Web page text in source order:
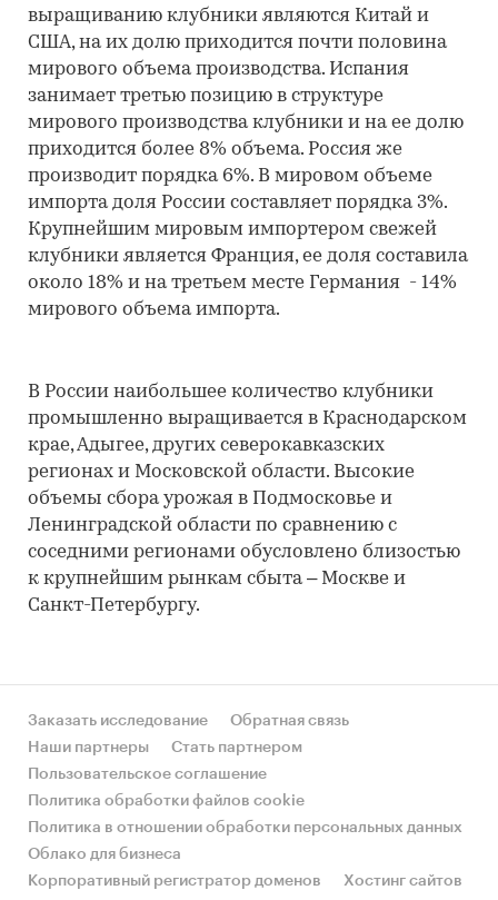
выращиванию клубники являются Китай и
США, на их долю приходится почти половина
мирового объема производства. Испания
занимает третью позицию в структуре
мирового производства клубники и на ее долю
приходится более 8% объема. Россия же
производит порядка 6%. В мировом объеме
импорта доля России составляет порядка 3%.
Крупнейшим мировым импортером свежей
клубники является Франция, ее доля составила
около 18% и на третьем месте Германия - 14%
мирового объема импорта.
В России наибольшее количество клубники
промышленно выращивается в Краснодарском
крае, Адыгее, других северокавказских
регионах и Московской области. Высокие
объемы сбора урожая в Подмосковье и
Ленинградской области по сравнению с
соседними регионами обусловлено близостью
к крупнейшим рынкам сбыта – Москве и
Санкт-Петербургу.
Заказать исследование
Обратная связь
Наши партнеры
Стать партнером
Пользовательское соглашение
Политика обработки файлов cookie
Политика в отношении обработки персональных данных
Облако для бизнеса
Корпоративный регистратор доменов
Хостинг сайтов